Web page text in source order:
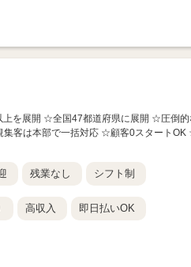
を展開 ☆全国47都道府県に展開 ☆圧倒的
客は本部で一括対応 ☆顧客0スタートOK
残業なし シフト制
高収入 即日払いOK